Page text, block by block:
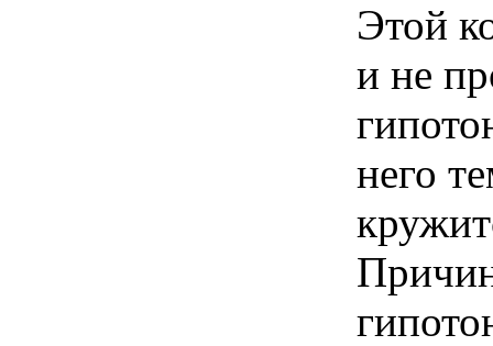
Этой
и не
него